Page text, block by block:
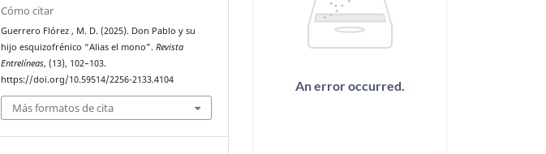
Cómo citar
Guerrero Flórez , M. D. (2025). Don Pablo y su
hijo esquizofrénico “Alias el mono”.Revista
Entrelíneas, (13), 102–103.
https://doi.org/10.59514/2256-2133.4104
Más formatos de cita